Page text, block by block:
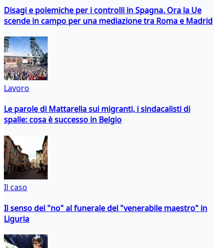
Disagi e polemiche per i controlli in Spagna. Ora la Ue
scende in campo per una mediazione tra Roma e Madrid
Lavoro
Le parole di Mattarella sui migranti, i sindacalisti di
spalle: cosa è successo in Belgio
Il caso
Il senso del "no" al funerale del "venerabile maestro" in
Liguria